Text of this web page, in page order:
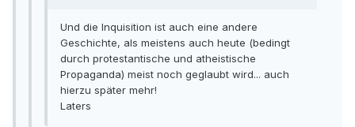
Und die Inquisition ist auch eine andere
Geschichte, als meistens auch heute (bedingt
durch protestantische und atheistische
Propaganda) meist noch geglaubt wird... auch
hierzu später mehr!
Laters